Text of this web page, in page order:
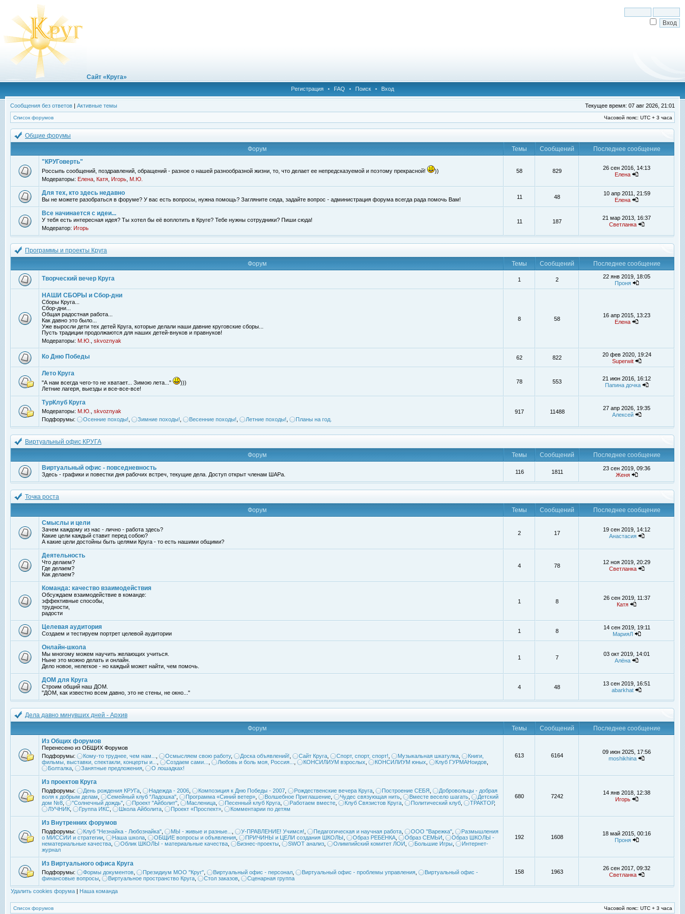
Сайт «Круга»
Регистрация • FAQ • Поиск • Вход
Сообщения без ответов | Активные темы Текущее время: 07 авг 2026, 21:01
Список форумов Часовой пояс: UTC + 3 часа
Общие форумы
Форум
Темы Сообщений
Последнее сообщение
"КРУГоверть"
Россыпь сообщений, поздравлений, обращений - разное о нашей разнообразной жизни, то, что делает ее непредсказуемой и поэтому прекрасной!
))
Модераторы: Елена Катя Игорь М.Ю.
58 829
26 сен 2016, 14:13
Елена
Для тех, кто здесь недавно
Вы не можете разобраться в форуме? У вас есть вопросы, нужна помощь? Загляните сюда, задайте вопрос - администрация форума всегда рада помочь Вам! 11 48
10 апр 2011, 21:59
Елена
Все начинается с идеи...
У тебя есть интересная идея? Ты хотел бы её воплотить в Круге? Тебе нужны сотрудники? Пиши сюда!
Модератор: Игорь
11 187
21 мар 2013, 16:37
Светланка
Программы и проекты Круга
Форум
Темы Сообщений Последнее сообщение
Творческий вечер Круга 1 2
22 янв 2019, 18:05
Проня
НАШИ СБОРЫ и Сбор-дни
Сборы Круга...
Сбор-дни...
Общая радостная работа...
Как давно это было...
Уже выросли дети тех детей Круга, которые делали наши давние круговские сборы...
Пусть традиции продолжаются для наших детей-внуков и правнуков!
Модераторы: М.Ю. skvoznyak
8 58
16 апр 2015, 13:23
Елена
Ко Дню Победы 62 822
20 фев 2020, 19:24
Superwit
Лето Круга
"А нам всегда чего-то не хватает... Зимою лета..."
)))
Летние лагеря, выезды и все-все-все!
78 553
21 июн 2016, 16:12
Папина дочка
ТурКлуб Круга
Модераторы: М.Ю.
skvoznyak
Подфорумы:
Осенние походы! Зимние походы! Весенние походы! Летние походы! Планы на год.
917 11488
27 апр 2026, 19:35
Алексей
Виртуальный офис КРУГА
Форум
Темы Сообщений
Последнее сообщение
Виртуальный офис - повседневность
Здесь - графики и повестки дня рабочих встреч, текущие дела. Доступ открыт членам ШАРа. 116 1811
23 сен 2019, 09:36
Женя
Точка роста
Форум
Темы Сообщений
Последнее сообщение
Смыслы и цели
Зачем каждому из нас - лично - работа здесь?
Какие цели каждый ставит перед собою?
А какие цели достойны быть целями Круга - то есть нашими общими?
2 17
19 сен 2019, 14:12
Анастасия
Деятельность
Что делаем?
Где делаем?
Как делаем?
4 78
12 ноя 2019, 20:29
Светланка
Команда: качество взаимодействия
Обсуждаем взаимодействие в команде:
эффективные способы,
трудности,
радости
1 8
26 сен 2019, 11:37
Катя
Целевая аудитория
Создаем и тестируем портрет целевой аудитории 1 8
14 сен 2019, 19:11
МарияЛ
Онлайн-школа
Мы многому можем научить желающих учиться.
Ныне это можно делать и онлайн.
Дело новое, нелегкое - но каждый может найти, чем помочь.
1 7
03 окт 2019, 14:01
Алёна
ДОМ для Круга
Строим общий наш ДОМ.
"ДОМ, как известно всем давно, это не стены, не окно..."
4 48
13 сен 2019, 16:51
abarkhat
Дела давно минувших дней - Архив
Форум
Темы Сообщений
Последнее сообщение
Из Общих форумов
Перенесено из ОБЩИХ Форумов
Подфорумы:
Кому-то труднее, чем нам... Осмысляем свою работу, Доска объявлений! Сайт Круга Спорт, спорт, спорт! Музыкальная шкатулка
Книги,
фильмы, выставки, спектакли, концерты и...
Создаем сами... Любовь и боль моя, Россия... КОНСИЛИУМ взрослых КОНСИЛИУМ юных Клуб ГУРМАНоидов
Болталка
Занятные предложения О лошадках!
613 6164
09 июн 2025, 17:56
moshikhina
Из проектов Круга
Подфорумы: День рождения КРУГа Надежда - 2006 Композиция к Дню Победы - 2007 Рождественские вечера Круга Построение СЕБЯ
Добровольцы - добрая
воля к добрым делам
Семейный клуб "Ладошка" Программа «Синий ветер» Волшебное Приглашение Чудес связующая нить Вместе весело шагать
Детский
дом №8
"Солнечный дождь" Проект "Айболит" Масленица Песенный клуб Круга Работаем вместе Клуб Связистов Круга Политический клуб ТРАКТОР,
ЛУЧНИК
Группа ИКС Школа Айболита Проект «Проспект» Комментарии по детям
680 7242
14 янв 2018, 12:38
Игорь
Из Внутренних форумов
Подфорумы: Клуб "Незнайка - Любознайка" МЫ - живые и разные... У-ПРАВЛЕНИЕ! Учимся! Педагогическая и научная работа ООО "Варежка"
Размышления
о МИССИИ и стратегии
Наша школа ОБЩИЕ вопросы и объявления ПРИЧИНЫ и ЦЕЛИ создания ШКОЛЫ Образ РЕБЕНКА Образ СЕМЬИ
Образ ШКОЛЫ -
нематериальные качества
Облик ШКОЛЫ - материальные качества Бизнес-проекты SWOT анализ Олимпийский комитет ЛОИ Большие Игры
Интернет-
журнал
192 1608
18 май 2015, 00:16
Проня
Из Виртуального офиса Круга
Подфорумы: Формы документов Президиум МОО "Круг" Виртуальный офис - персонал Виртуальный офис - проблемы управления
Виртуальный офис -
финансовые вопросы
Виртуальное пространство Круга Стол заказов Сценарная группа
158 1963
26 сен 2017, 09:32
Светланка
Удалить cookies форума | Наша команда
Список форумов Часовой пояс: UTC + 3 часа